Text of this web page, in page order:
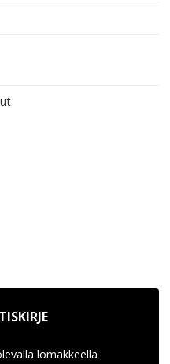
lomakkeella